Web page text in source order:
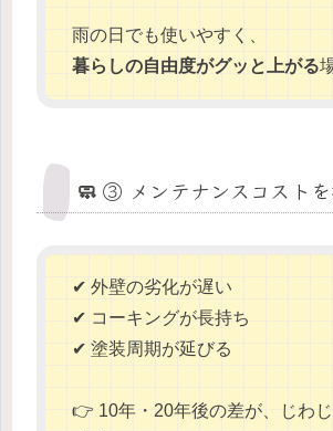
雨の日でも使いやすく、
暮らしの自由度がグッと上がる
🧼 ③ メンテナンスコストを
✔ 外壁の劣化が遅い
✔ コーキングが長持ち
✔ 塗装周期が延びる
👉 10年・20年後の差が、じわ